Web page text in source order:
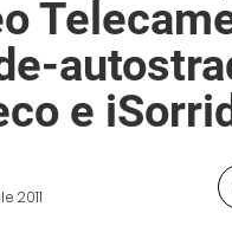
e
2011